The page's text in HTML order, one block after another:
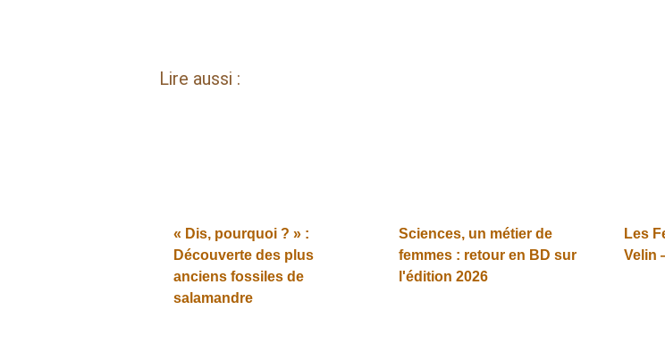
Lire aussi :
« Dis, pourquoi ? » :
Découverte des plus
anciens fossiles de
salamandre
Sciences, un métier de
femmes : retour en BD sur
l'édition 2026
Les
Velin